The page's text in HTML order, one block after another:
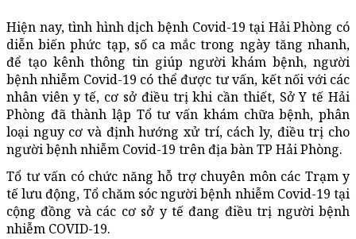
Hiện nay, tình hình dịch bệnh Covid-19 tại Hải Phòng có
diễn biến phức tạp, số ca mắc trong ngày tăng nhanh,
để tạo kênh thông tin giúp người khám bệnh, người
bệnh nhiễm Covid-19 có thể được tư vấn, kết nối với các
nhân viên y tế, cơ sở điều trị khi cần thiết, Sở Y tế Hải
Phòng đã thành lập Tổ tư vấn khám chữa bệnh, phân
loại nguy cơ và định hướng xử trí, cách ly, điều trị cho
người bệnh nhiễm Covid-19 trên địa bàn TP Hải Phòng.
Tổ tư vấn có chức năng hỗ trợ chuyên môn các Trạm y
tế lưu động, Tổ chăm sóc người bệnh nhiễm Covid-19 tại
cộng đồng và các cơ sở y tế đang điều trị người bệnh
nhiễm COVID-19.